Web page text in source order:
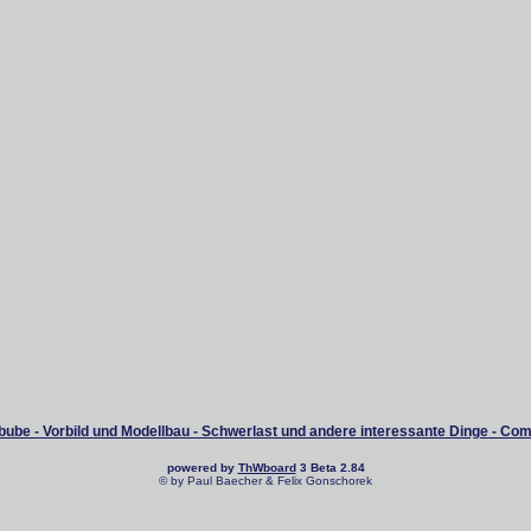
- Vorbild und Modellbau - Schwerlast und andere interessante Dinge -
powered by ThWboard3 Beta 2.84
© by Paul Baecher & Felix Gonschorek